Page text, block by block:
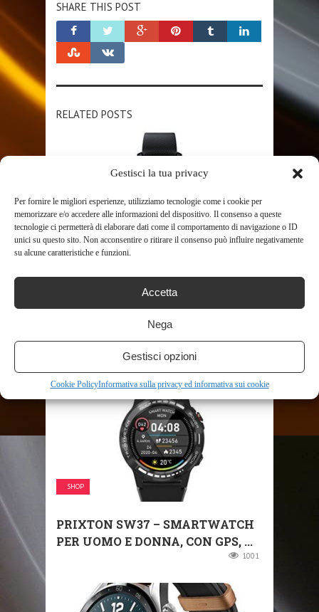
Gestisci la tua privacy
Per fornire le migliori esperienze, utilizziamo tecnologie come i cookie per
memorizzare e/o accedere alle informazioni del dispositivo. Il consenso a queste
tecnologie ci permetterà di elaborare dati come il comportamento di navigazione o ID
unici su questo sito. Non acconsentire o ritirare il consenso può influire negativamente
su alcune caratteristiche e funzioni.
Accetta
Nega
Gestisci opzioni
Cookie PolicyInformativa sulla privacy ed informativa sui cookie
SHARE THIS POST
RELATED POSTS
SHOP
SAMSUNG GEAR SPORT
SMARTWATCH NERO SAMOLED
3,05 CM (1.2″) GPS ...
SHOP
PRIXTON SW37 – SMARTWATCH
PER UOMO E DONNA, CON GPS, ...
1001